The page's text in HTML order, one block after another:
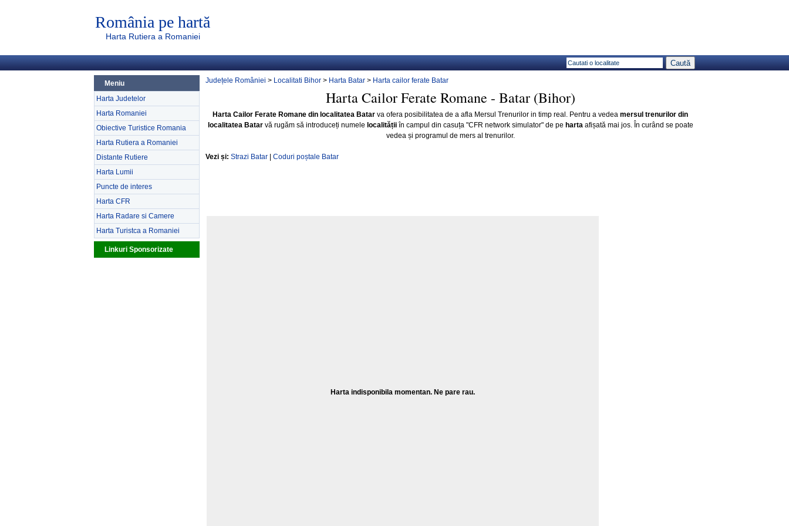
România pe hartă
Harta Rutiera a Romaniei
Meniu
Harta Judetelor
Harta Romaniei
Obiective Turistice Romania
Harta Rutiera a Romaniei
Distante Rutiere
Harta Lumii
Puncte de interes
Harta CFR
Harta Radare si Camere
Harta Turistca a Romaniei
Linkuri Sponsorizate
Județele României > Localitati Bihor > Harta Batar > Harta cailor ferate Batar
Harta Cailor Ferate Romane - Batar (Bihor)
Harta Cailor Ferate Romane din localitatea Batar va ofera posibilitatea de a afla Mersul Trenurilor in timp real. Pentru a vedea mersul trenurilor din
localitatea Batarvă rugăm să introduceți numele localitățiiîn campul din casuța "CFR network simulator" de pe hartaafișată mai jos. În curând se poate
vedea și programul de mers al trenurilor.
Vezi și: Strazi Batar Coduri poștale Batar
Harta indisponibila momentan. Ne pare rau.